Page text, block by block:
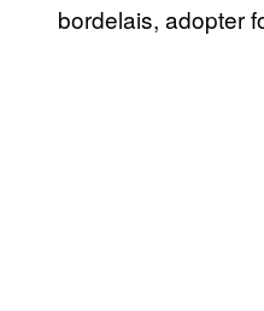
bordelais, adopter